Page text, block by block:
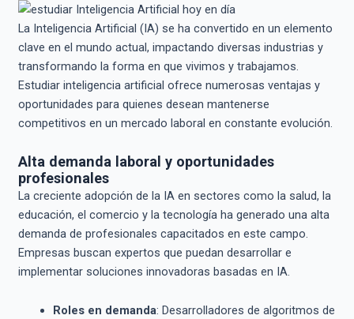
La Inteligencia Artificial (IA) se ha convertido en un elemento
clave en el mundo actual, impactando diversas industrias y
transformando la forma en que vivimos y trabajamos.
Estudiar inteligencia artificial ofrece numerosas ventajas y
oportunidades para quienes desean mantenerse
competitivos en un mercado laboral en constante evolución.
Alta demanda laboral y oportunidades
profesionales
La creciente adopción de la IA en sectores como la salud, la
educación, el comercio y la tecnología ha generado una alta
demanda de profesionales capacitados en este campo.
Empresas buscan expertos que puedan desarrollar e
implementar soluciones innovadoras basadas en IA.
Roles en demanda: Desarrolladores de algoritmos de